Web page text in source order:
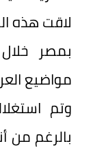
لاقت هذه
بمصر
مواضيع
وتم
بالرغم من